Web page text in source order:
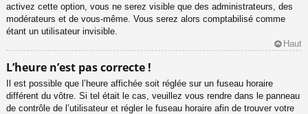
activez cette option, vous ne serez visible que des administrateurs, des
modérateurs et de vous-même. Vous serez alors comptabilisé comme
étant un utilisateur invisible.
Haut
L’heure n’est pas correcte !
Il est possible que l’heure affichée soit réglée sur un fuseau horaire
différent du vôtre. Si tel était le cas, veuillez vous rendre dans le panneau
de contrôle de l’utilisateur et régler le fuseau horaire afin de trouver votre